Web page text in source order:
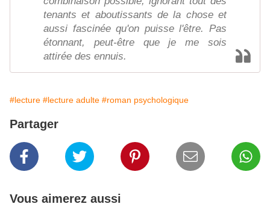
tenants et aboutissants de la chose et
aussi fascinée qu'on puisse l'être. Pas
étonnant, peut-être que je me sois
attirée des ennuis.
#lecture #lecture adulte #roman psychologique
Partager
Vous aimerez aussi